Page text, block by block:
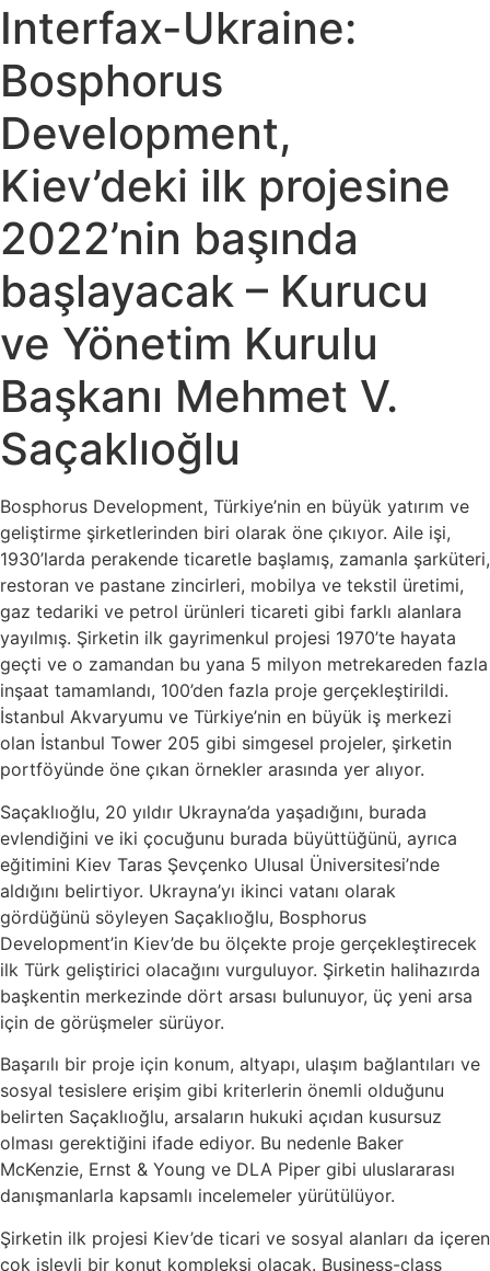
Interfax-Ukraine:
Bosphorus
Development,
Kiev’deki ilk projesine
2022’nin başında
başlayacak – Kurucu
ve Yönetim Kurulu
Başkanı Mehmet V.
Saçaklıoğlu
Bosphorus Development, Türkiye’nin en büyük yatırım ve
geliştirme şirketlerinden biri olarak öne çıkıyor. Aile işi,
1930’larda perakende ticaretle başlamış, zamanla şarküteri,
restoran ve pastane zincirleri, mobilya ve tekstil üretimi,
gaz tedariki ve petrol ürünleri ticareti gibi farklı alanlara
yayılmış. Şirketin ilk gayrimenkul projesi 1970’te hayata
geçti ve o zamandan bu yana 5 milyon metrekareden fazla
inşaat tamamlandı, 100’den fazla proje gerçekleştirildi.
İstanbul Akvaryumu ve Türkiye’nin en büyük iş merkezi
olan İstanbul Tower 205 gibi simgesel projeler, şirketin
portföyünde öne çıkan örnekler arasında yer alıyor.
Saçaklıoğlu, 20 yıldır Ukrayna’da yaşadığını, burada
evlendiğini ve iki çocuğunu burada büyüttüğünü, ayrıca
eğitimini Kiev Taras Şevçenko Ulusal Üniversitesi’nde
aldığını belirtiyor. Ukrayna’yı ikinci vatanı olarak
gördüğünü söyleyen Saçaklıoğlu, Bosphorus
Development’in Kiev’de bu ölçekte proje gerçekleştirecek
ilk Türk geliştirici olacağını vurguluyor. Şirketin halihazırda
başkentin merkezinde dört arsası bulunuyor, üç yeni arsa
için de görüşmeler sürüyor.
Başarılı bir proje için konum, altyapı, ulaşım bağlantıları ve
sosyal tesislere erişim gibi kriterlerin önemli olduğunu
belirten Saçaklıoğlu, arsaların hukuki açıdan kusursuz
olması gerektiğini ifade ediyor. Bu nedenle Baker
McKenzie, Ernst & Young ve DLA Piper gibi uluslararası
danışmanlarla kapsamlı incelemeler yürütülüyor.
Şirketin ilk projesi Kiev’de ticari ve sosyal alanları da içeren
çok işlevli bir konut kompleksi olacak. Business-class